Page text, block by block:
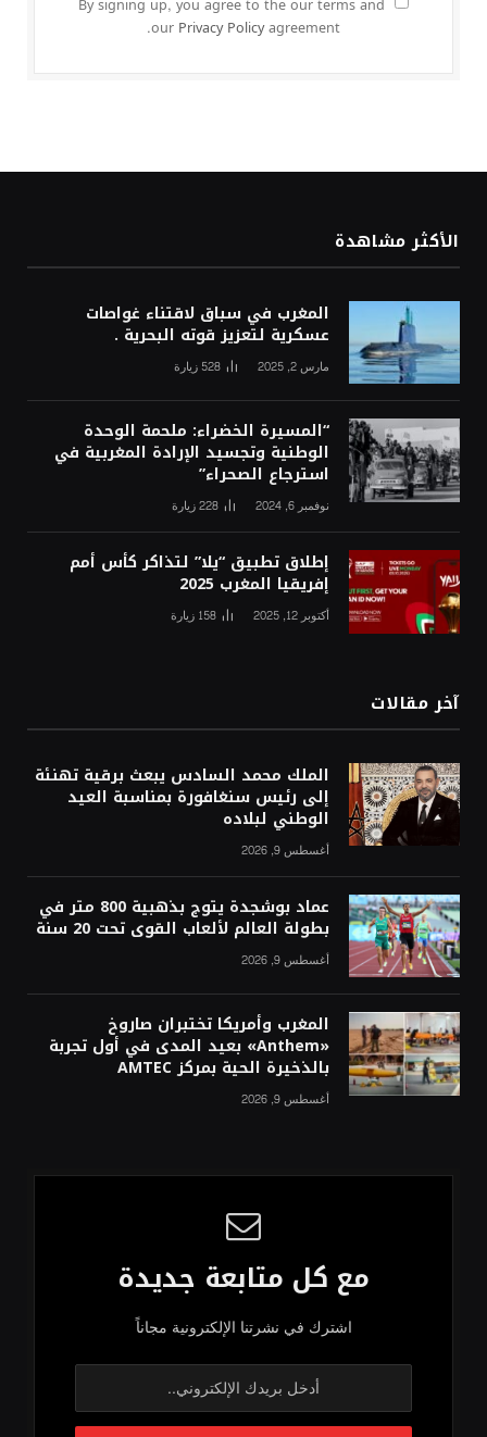
By signing up, you agree to the our terms and
our Privacy Policyagreement.
الأكثر مشاهدة
المغرب في سباق لاقتناء غواصات
عسكرية لتعزيز قوته البحرية .
مارس 2, 2025 528 زيارة
“المسيرة الخضراء: ملحمة الوحدة
الوطنية وتجسيد الإرادة المغربية في
استرجاع الصحراء”
نوفمبر 6, 2024 228زيارة
إطلاق تطبيق “يلا” لتذاكر كأس أمم
إفريقيا المغرب 2025
أكتوبر 12, 2025 158 زيارة
آخر مقالات
الملك محمد السادس يبعث برقية تهنئة
إلى رئيس سنغافورة بمناسبة العيد
الوطني لبلاده
أغسطس 9, 2026
عماد بوشجدة يتوج بذهبية 800 متر في
بطولة العالم لألعاب القوى تحت 20 سنة
أغسطس 9, 2026
المغرب وأمريكا تختبران صاروخ
«Anthem» بعيد المدى في أول تجربة
بالذخيرة الحية بمركز AMTEC
أغسطس 9, 2026
مع كل متابعة جديدة
اشترك في نشرتنا الإلكترونية مجاناً